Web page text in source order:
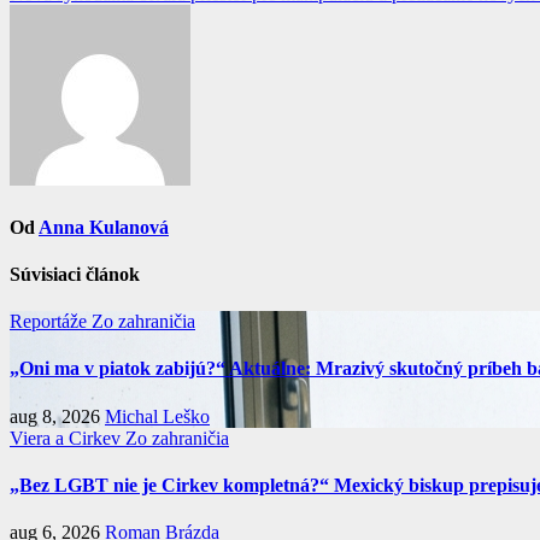
v
Od Anna Kulanová
Súvisiaci článok
Reportáže Zo zahraničia
„Oni ma v piatok zabijú?“ Aktuálne: Mrazivý skutočný príbeh
aug 8, 2026 Michal Leško
Viera a Cirkev Zo zahraničia
„Bez LGBT nie je Cirkev kompletná?“ Mexický biskup
aug 6, 2026 Roman Brázda